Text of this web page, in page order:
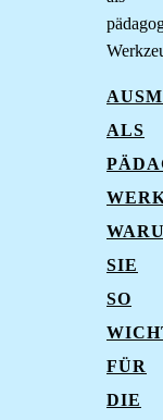
ALS
SIE
SO
FÜR
DIE